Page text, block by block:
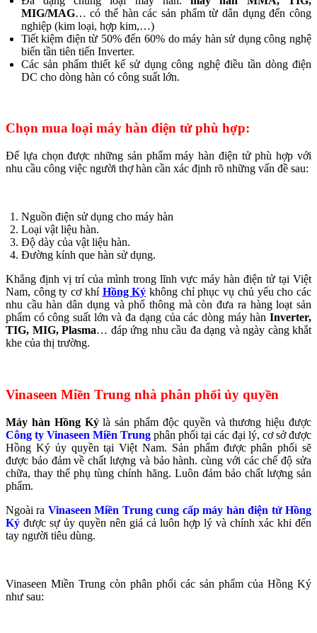
MIG/MAG… có thể hàn các sản phẩm từ dân dụng đến công
nghiệp (kim loại, hợp kim,…)
Tiết kiệm điện từ 50% đến 60% do máy hàn sử dụng công nghệ
biến tần tiên tiến Inverter.
Các sản phẩm thiết kế sử dụng công nghệ điều tần dòng điện
DC cho dòng hàn có công suất lớn.
Chọn mua loại máy hàn điện tử phù hợp:
Để lựa chọn được những sản phẩm máy hàn điện tử phù hợp với
nhu cầu công việc người thợ hàn cần xác định rõ những vấn đề sau:
Nguồn điện sử dụng cho máy hàn
Loại vật liệu hàn.
Độ dày của vật liệu hàn.
Đường kính que hàn sử dụng.
Khẳng định vị trí của mình trong lĩnh vực máy hàn điện tử tại Việt
Nam, công ty cơ khí Hồng Ký không chỉ phục vụ chủ yếu cho các
nhu cầu hàn dân dụng và phổ thông mà còn đưa ra hàng loạt sản
phẩm có công suất lớn và đa dạng của các dòng máy hàn Inverter,
TIG, MIG, Plasma… đáp ứng nhu cầu đa dạng và ngày càng khắt
khe của thị trường.
Vinaseen Miền Trung nhà phân phối ủy quyền
Máy hàn Hồng Kýlà sản phẩm độc quyền và thương hiệu được
Công ty Vinaseen Miền Trung phân phối tại các đại lý, cơ sở được
Hồng Ký ủy quyền tại Việt Nam. Sản phẩm được phân phối sẽ
được bảo đảm về chất lượng và bảo hành. cùng với các chế độ sửa
chữa, thay thế phụ tùng chính hãng. Luôn đảm bảo chất lượng sản
phẩm.
Ngoài ra Vinaseen Miền Trung cung cấp máy hàn điện tử Hồng
Ký được sự ủy quyền nên giá cả luôn hợp lý và chính xác khi đến
tay người tiêu dùng.
Vinaseen Miền Trung còn phân phối các sản phẩm của Hồng Ký
như sau: